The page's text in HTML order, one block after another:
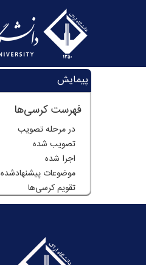
پیمایش
فهرست کرسی‌ها
در مرحله تصویب
تصویب شده
اجرا شده
موضوعات پیشنهاد‌شده
تقویم کرسی‌ها